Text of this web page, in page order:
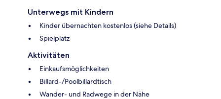
Unterwegs mit Kindern
Kinder übernachten kostenlos (siehe Details)
Spielplatz
Aktivitäten
Einkaufsmöglichkeiten
Billard-/Poolbillardtisch
Wander- und Radwege in der Nähe